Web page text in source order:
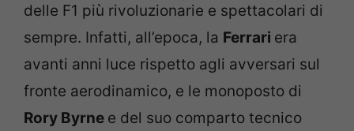
delle F1 più rivoluzionarie e spettacolari di
sempre. Infatti, all’epoca, la Ferrari era
avanti anni luce rispetto agli avversari sul
fronte aerodinamico, e le monoposto di
Rory Byrne e del suo comparto tecnico